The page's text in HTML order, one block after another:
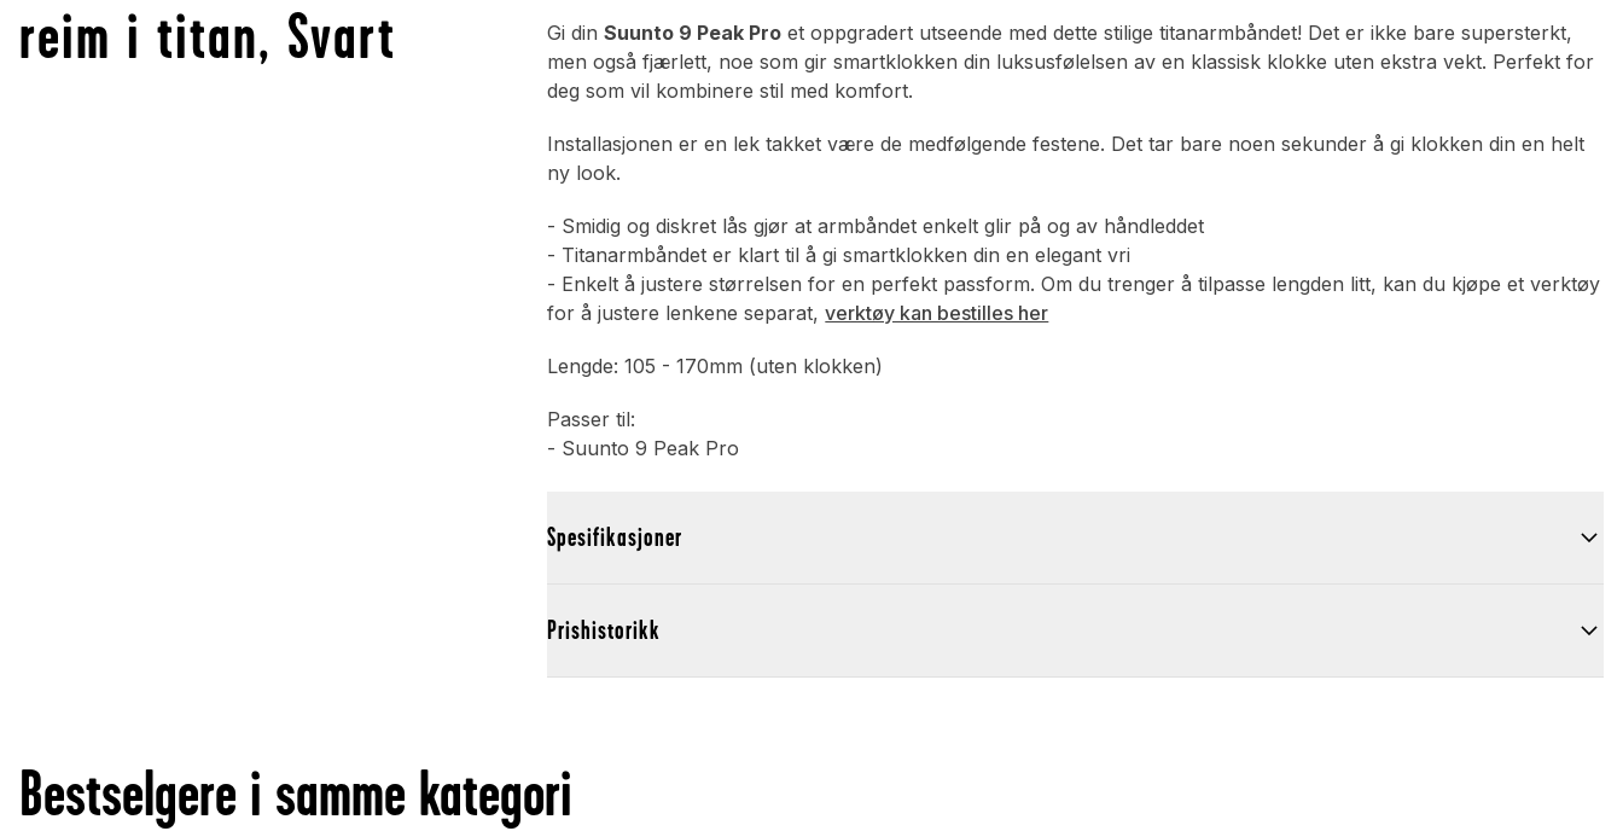
reim i titan, Svart
Gi dinSuunto 9 Peak Pro et oppgradert utseende med dette stilige titanarmbåndet! Det er ikke bare supersterkt,
men også fjærlett, noe som gir smartklokken din luksusfølelsen av en klassisk klokke uten ekstra vekt. Perfekt for
deg som vil kombinere stil med komfort.
Installasjonen er en lek takket være de medfølgende festene. Det tar bare noen sekunder å gi klokken din en helt
ny look.
- Smidig og diskret lås gjør at armbåndet enkelt glir på og av håndleddet
- Titanarmbåndet er klart til å gi smartklokken din en elegant vri
- Enkelt å justere størrelsen for en perfekt passform. Om du trenger å tilpasse lengden litt, kan du kjøpe et verktøy
for å justere lenkene separat,verktøy kan bestilles her
Lengde: 105 - 170mm (uten klokken)
Passer til:
- Suunto 9 Peak Pro
Spesifikasjoner
Prishistorikk
Bestselgere i samme kategori